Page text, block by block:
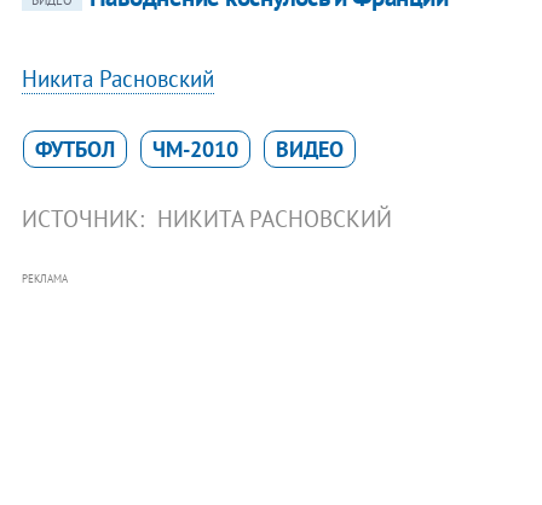
Никита Расновский
ФУТБОЛ ЧМ-2010 ВИДЕО
ИСТОЧНИК: НИКИТА РАСНОВСКИЙ
РЕКЛАМА